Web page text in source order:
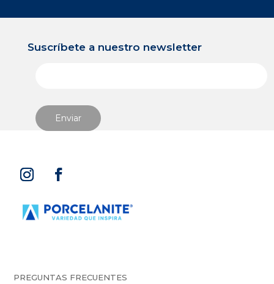
Suscríbete a nuestro newsletter
PREGUNTAS FRECUENTES